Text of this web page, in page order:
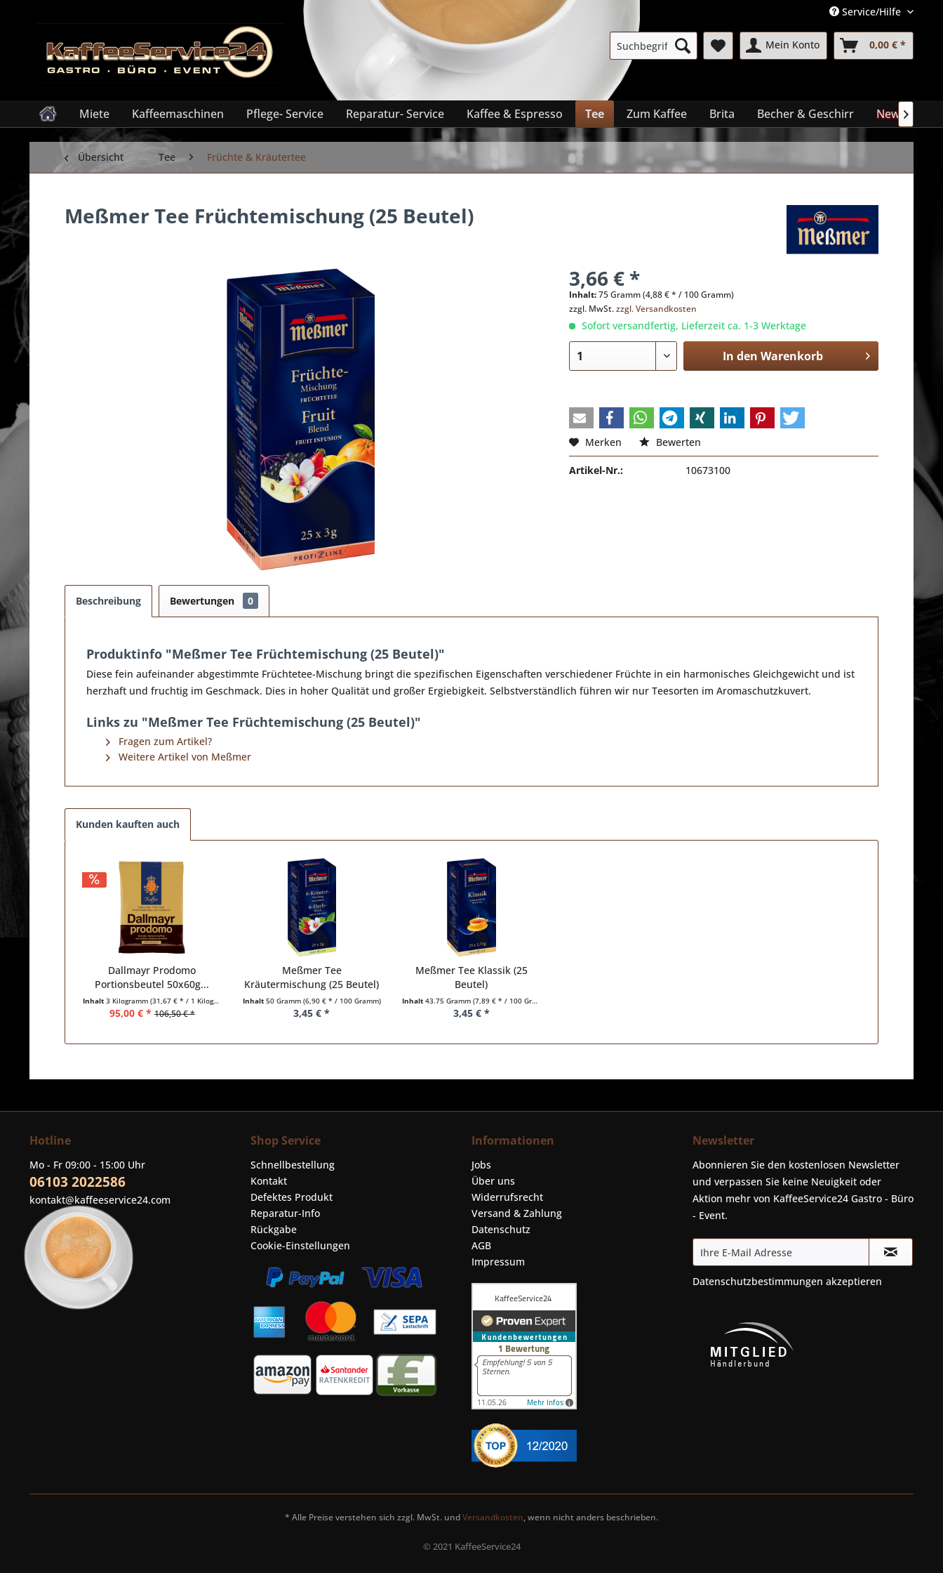
Service/Hilfe
Mein Konto 0,00 € *
Miete Kaffeemaschinen Pflege- Service Reparatur- Service Kaffee & Espresso Tee Zum Kaffee Brita Becher & Geschirr News
Übersicht Tee Früchte & Kräutertee
Meßmer Tee Früchtemischung (25 Beutel)
3,66 € *
Inhalt:75 Gramm (4,88 € * / 100 Gramm)
zzgl. MwSt.zzgl. Versandkosten
Sofort versandfertig, Lieferzeit ca. 1-3 Werktage
In den Warenkorb
Merken Bewerten
Artikel-Nr.: 10673100
Beschreibung Bewertungen 0
Produktinfo "Meßmer Tee Früchtemischung (25 Beutel)"
Diese fein aufeinander abgestimmte Früchtetee-Mischung bringt die spezifischen Eigenschaften verschiedener Früchte in ein harmonisches Gleichgewicht und ist
herzhaft und fruchtig im Geschmack. Dies in hoher Qualität und großer Ergiebigkeit. Selbstverständlich führen wir nur Teesorten im Aromaschutzkuvert.
Links zu "Meßmer Tee Früchtemischung (25 Beutel)"
Fragen zum Artikel?
Weitere Artikel von Meßmer
Kunden kauften auch
Dallmayr Prodomo
Portionsbeutel 50x60g...
Inhalt 3 Kilogramm (31,67 € * / 1 Kilogramm)
95,00 € * 106,50 € *
Meßmer Tee
Kräutermischung (25 Beutel)
Inhalt 50 Gramm (6,90 € * / 100 Gramm)
3,45 € *
Meßmer Tee Klassik (25
Beutel)
Inhalt43.75 Gramm(7,89 € * / 100 Gramm)
3,45 € *
Hotline
Mo - Fr 09:00 - 15:00 Uhr
06103 2022586
kontakt@kaffeeservice24.com
Shop Service
Schnellbestellung
Kontakt
Defektes Produkt
Reparatur-Info
Rückgabe
Cookie-Einstellungen
Informationen
Jobs
Über uns
Widerrufsrecht
Versand & Zahlung
Datenschutz
AGB
Impressum
Newsletter
Abonnieren Sie den kostenlosen Newsletter
und verpassen Sie keine Neuigkeit oder
Aktion mehr von KaffeeService24 Gastro - Büro
- Event.
Datenschutzbestimmungen akzeptieren
* Alle Preise verstehen sich zzgl. MwSt. undVersandkosten, wenn nicht anders beschrieben.
© 2021 KaffeeService24